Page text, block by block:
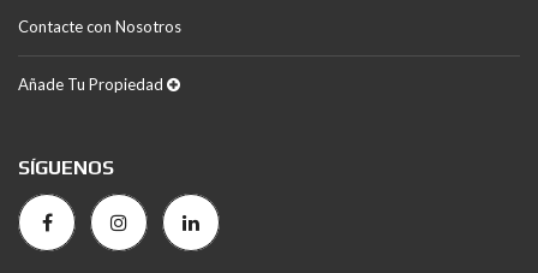
Contacte con Nosotros
Añade Tu Propiedad
SÍGUENOS